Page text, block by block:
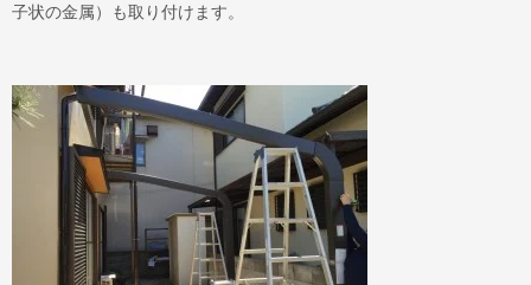
子状の金属）も取り付けます。